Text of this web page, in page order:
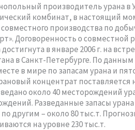
производитель урана в
комбинат, в настоящий
производства по
Договоренность о совместной
в январе 2006 г. на
в Санкт-Петербурге. По
в мире по запасам урана и
концентрат поставляется
около 40 месторождений
Разведанные запасы
другим – около 80 тыс.т.
на уровне 230 тыс.т.